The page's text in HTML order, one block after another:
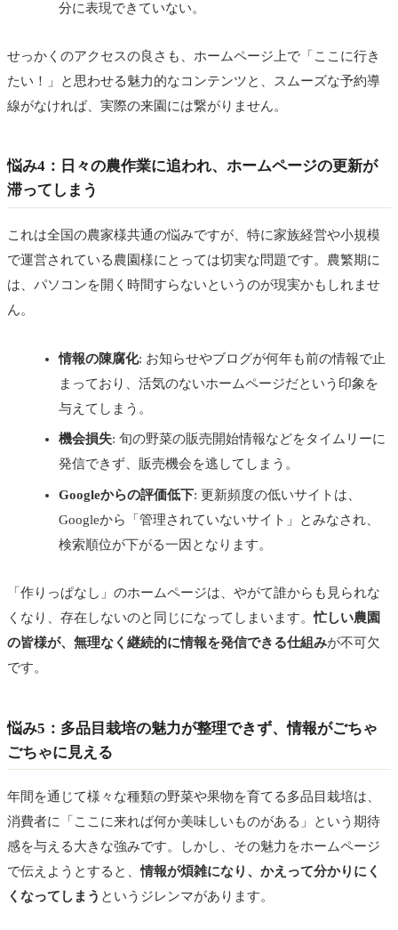
分に表現できていない。
せっかくのアクセスの良さも、ホームページ上で「ここに行き
たい！」と思わせる魅力的なコンテンツと、スムーズな予約導
線がなければ、実際の来園には繋がりません。
悩み4：日々の農作業に追われ、ホームページの更新が
滞ってしまう
これは全国の農家様共通の悩みですが、特に家族経営や小規模
で運営されている農園様にとっては切実な問題です。農繁期に
は、パソコンを開く時間すらないというのが現実かもしれませ
ん。
情報の陳腐化: お知らせやブログが何年も前の情報で止
まっており、活気のないホームページだという印象を
与えてしまう。
機会損失: 旬の野菜の販売開始情報などをタイムリーに
発信できず、販売機会を逃してしまう。
Googleからの評価低下: 更新頻度の低いサイトは、
Googleから「管理されていないサイト」とみなされ、
検索順位が下がる一因となります。
「作りっぱなし」のホームページは、やがて誰からも見られな
くなり、存在しないのと同じになってしまいます。忙しい農園
の皆様が、無理なく継続的に情報を発信できる仕組みが不可欠
です。
悩み5：多品目栽培の魅力が整理できず、情報がごちゃ
ごちゃに見える
年間を通じて様々な種類の野菜や果物を育てる多品目栽培は、
消費者に「ここに来れば何か美味しいものがある」という期待
感を与える大きな強みです。しかし、その魅力をホームページ
で伝えようとすると、情報が煩雑になり、かえって分かりにく
くなってしまう というジレンマがあります。